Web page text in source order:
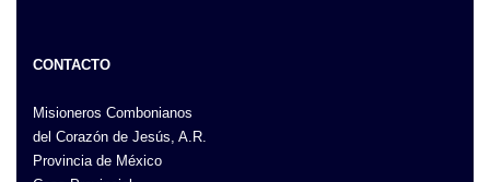
CONTACTO
Misioneros Combonianos
del Corazón de Jesús, A.R.
Provincia de México